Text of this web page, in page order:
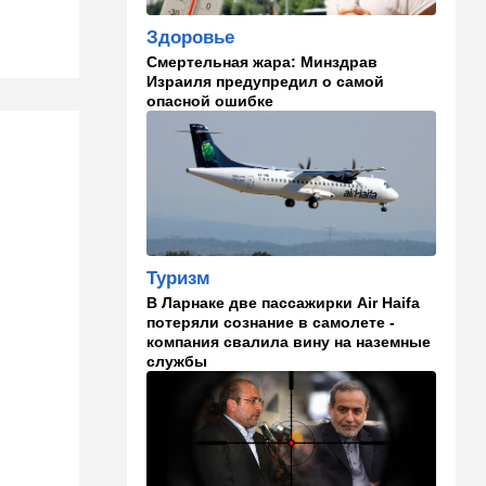
придется Европе
19:17 В мире
"Коммунист-неудачник" -
Трамп дал характеристику
антиизраильскому политику
из Мичигана
Мнения
Схватилась за нож и пошла
резать мужчин: кровавая
атака в центре Лондона
17:25 Общество
"Я психиатрический" —
подозреваемый в убийстве
адвоката жалуется на
полицейских
Здоровье
Смертельная жара: Минздрав
Израиля предупредил о самой
опасной ошибке
Туризм
В Ларнаке две пассажирки Air Haifa
потеряли сознание в самолете -
компания свалила вину на наземные
службы